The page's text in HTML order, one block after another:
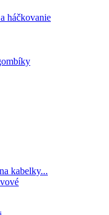
háčkovanie
kabelky...